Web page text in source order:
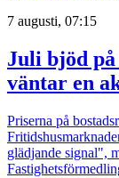
7 augusti, 07:15
Juli bjöd
väntar en
Priserna på
glädjande signal",